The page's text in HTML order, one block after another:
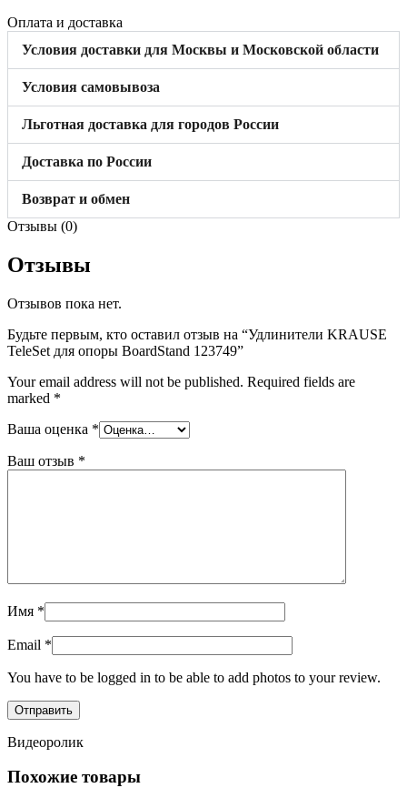
Оплата и доставка
Условия доставки для Москвы и Московской области
Условия самовывоза
Льготная доставка для городов России
Доставка по России
Возврат и обмен
Отзывы (0)
Отзывы
Отзывов пока нет.
Будьте первым, кто оставил отзыв на “Удлинители KRAUSE
TeleSet для опоры BoardStand 123749”
Your email address will not be published. Required fields are
marked *
Ваша оценка *
Ваш отзыв *
Имя *
Email *
You have to be logged in to be able to add photos to your review.
Видеоролик
Похожие товары